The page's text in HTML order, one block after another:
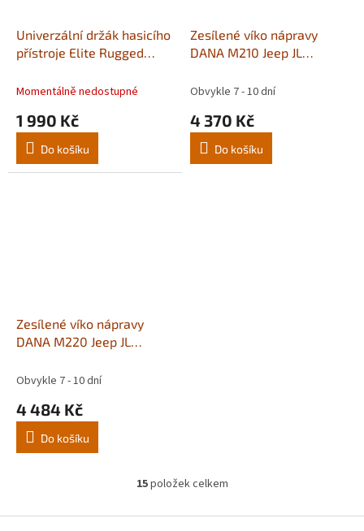
Univerzální držák hasicího
přístroje Elite Rugged
Momentálně nedostupné
1 990 Kč
Do košíku
Zesílené víko nápravy
DANA M210 Jeep JL
přední červené
Obvykle 7 - 10 dní
4 370 Kč
Do košíku
Zesílené víko nápravy
DANA M220 Jeep JL
červené
Obvykle 7 - 10 dní
4 484 Kč
Do košíku
O
l
15položek celkem